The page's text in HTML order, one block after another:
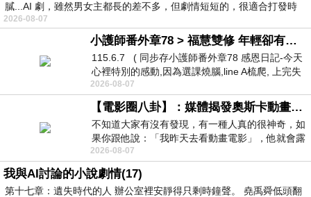
膩...AI 劇，雖然男女主都長的差不多，但劇情短短的，很適合打發時
2026-08-07
小護師番外章78 > 福慧雙修 年輕卻有個老靈魂 ㄑ金剛經〉podcast
115.6.7 ( 同步存小護師番外章78 感恩日記-今天
心裡特別的感動,因為選課燒腦,line A梳爬, 上完失
智課的她,特來傾
2026-08-07
【電影圈八卦】：媒體揭發奧斯卡動畫項目投票醜聞！好萊塢為什麼看不起動畫電影？
不知道大家有沒有發現，有一種人真的很神奇，如
果你跟他說：「我昨天去看動畫電影」，他就會露
出一種慈祥的微笑，然後問你是不是陪小
2026-08-07
我與AI討論的小說劇情(17)
第十七章：遺失時代的人 辦公室裡安靜得只剩時鐘聲。 堯禹舜低頭翻